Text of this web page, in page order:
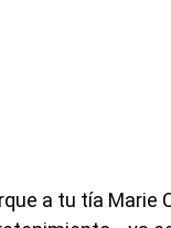
a tu tía Marie